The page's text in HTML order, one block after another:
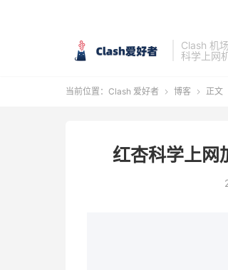
Clash 机
科学上网
当前位置： Clash 爱好者  博客  正文
红杏科学上网